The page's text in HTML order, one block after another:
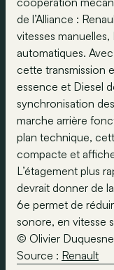
de l’Alliance :
vitesses
automatiques.
cette transmission
essence et Diesel
synchronisation
marche arrière
plan technique,
compacte et
L’étagement plus
devrait donner de
6e permet de
sonore, en vitesse
© Olivier Duquesne
Source : Renault